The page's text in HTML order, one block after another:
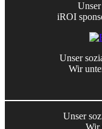
iROI
Unser
Wir
Unser